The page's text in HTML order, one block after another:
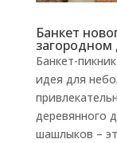
Банкет
загородном
Банкет-
идея для
деревянного
шашлыков –